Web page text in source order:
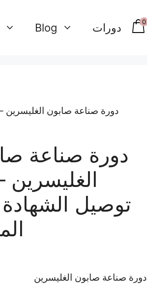
Blog دورات 0
دورة صناعة
الغليسرين
توصيل
دورة صناعة صابون الغليسرين